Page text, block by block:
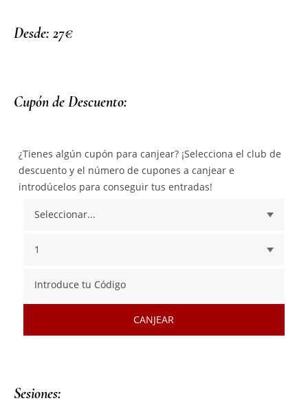
Desde: 27€
Cupón de Descuento:
¿Tienes algún cupón para canjear? ¡Selecciona el club de
descuento y el número de cupones a canjear e
introdúcelos para conseguir tus entradas!
CANJEAR
Sesiones: